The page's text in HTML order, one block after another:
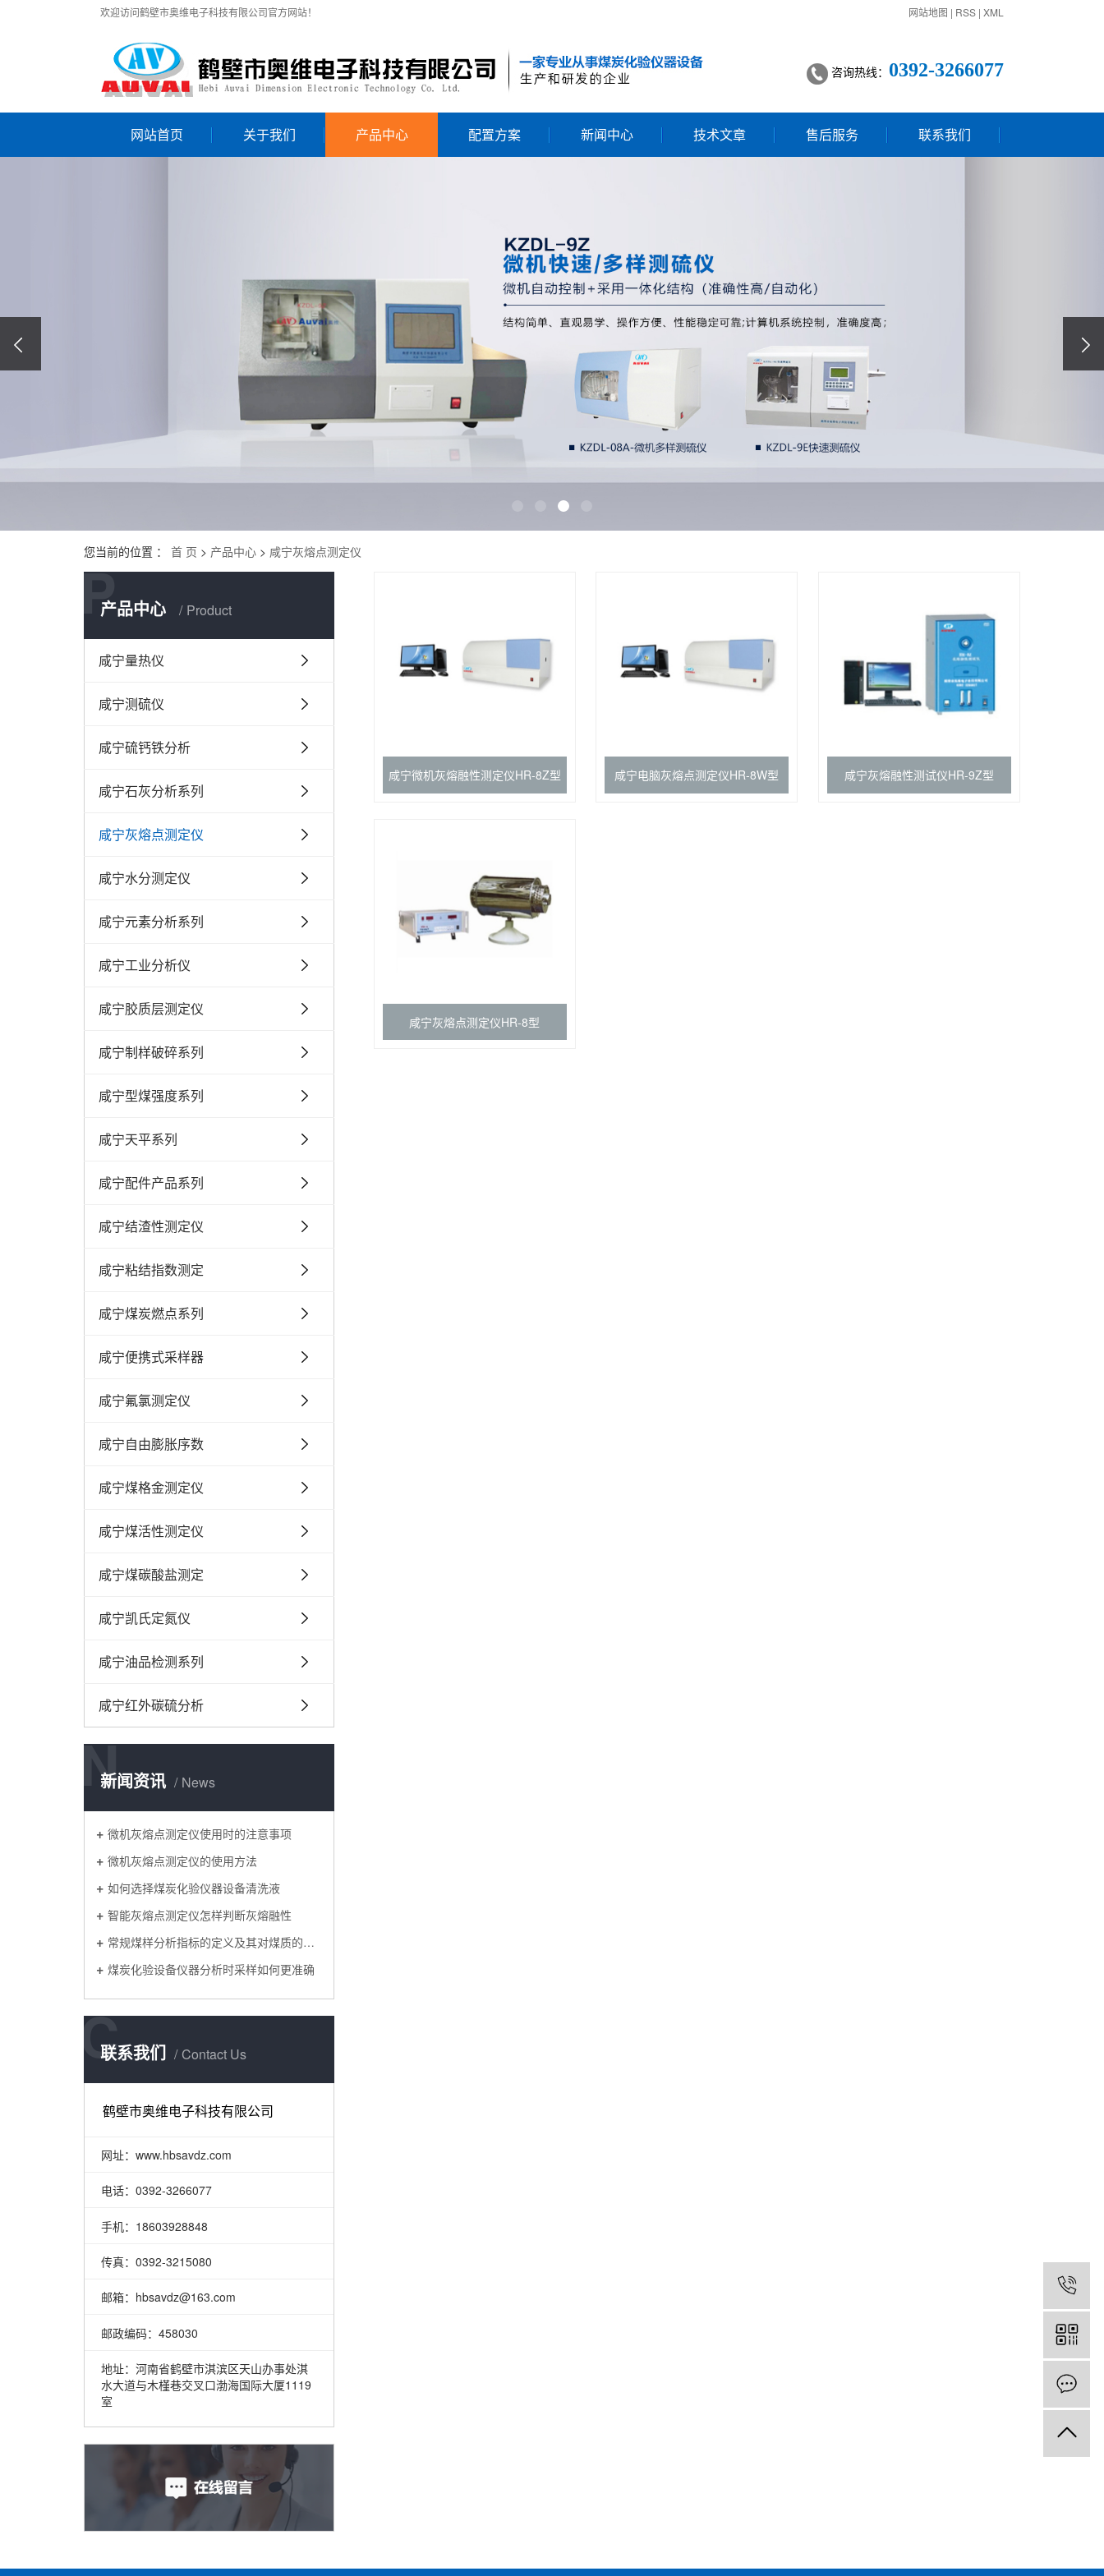
欢迎访问鹤壁市奥维电子科技有限公司官方网站！ 网站地图 | RSS | XML
咨询热线： 0392-3266077
网站首页 关于我们 产品中心 配置方案 新闻中心 技术文章 售后服务 联系我们
您当前的位置 ： 首 页 > 产品中心 > 咸宁灰熔点测定仪
产品中心 Product
P
咸宁量热仪
咸宁测硫仪
咸宁硫钙铁分析
咸宁石灰分析系列
咸宁灰熔点测定仪
咸宁水分测定仪
咸宁元素分析系列
咸宁工业分析仪
咸宁胶质层测定仪
咸宁制样破碎系列
咸宁型煤强度系列
咸宁天平系列
咸宁配件产品系列
咸宁结渣性测定仪
咸宁粘结指数测定
咸宁煤炭燃点系列
咸宁便携式采样器
咸宁氟氯测定仪
咸宁自由膨胀序数
咸宁煤格金测定仪
咸宁煤活性测定仪
咸宁煤碳酸盐测定
咸宁凯氏定氮仪
咸宁油品检测系列
咸宁红外碳硫分析
新闻资讯 News
N
微机灰熔点测定仪使用时的注意事项
微机灰熔点测定仪的使用方法
如何选择煤炭化验仪器设备清洗液
智能灰熔点测定仪怎样判断灰熔融性
常规煤样分析指标的定义及其对煤质的影响
煤炭化验设备仪器分析时采样如何更准确
联系我们 Contact Us
C
鹤壁市奥维电子科技有限公司
网址：www.hbsavdz.com
电话：0392-3266077
手机：18603928848
传真：0392-3215080
邮箱：hbsavdz@163.com
邮政编码：458030
地址：河南省鹤壁市淇滨区天山办事处淇
水大道与木槿巷交叉口渤海国际大厦1119
室
咸宁微机灰熔融性测定仪HR-8Z型 咸宁电脑灰熔点测定仪HR-8W型 咸宁灰熔融性测试仪HR-9Z型
咸宁灰熔点测定仪HR-8型